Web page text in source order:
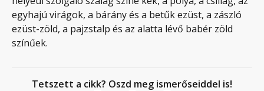
egyhajú virágok, a bárány és a betűk ezüst, a zászló
ezüst-zöld, a pajzstalp és az alatta lévő babér zöld
színűek.
Tetszett a cikk? Oszd meg ismerőseiddel is!